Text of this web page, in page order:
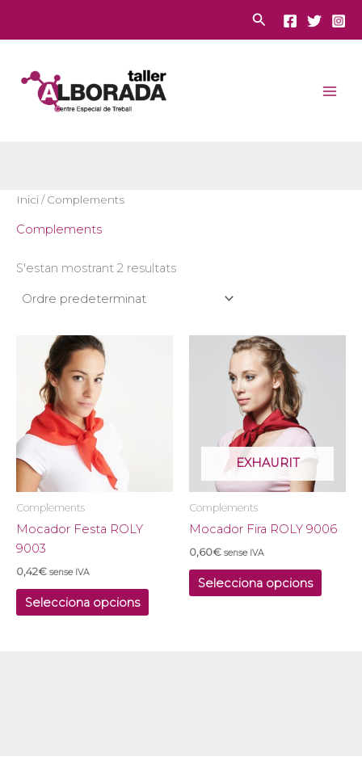
Cerca
Inici/ Complements
Complements
S'estan mostrant 2 resultats
Complements
Mocador Festa ROLY
9003
0,42€ sense IVA
Selecciona opcions
producte
EXHAURIT
Complements
Mocador Fira ROLY 9006
0,60€ sense IVA
Selecciona opcions
es
del